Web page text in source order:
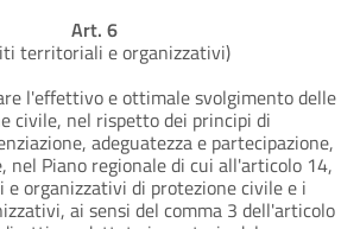
Art. 6
territoriali e organizzativi)
l'effettivo e ottimale svolgimento delle
civile, nel rispetto dei principi di
adeguatezza e partecipazione,
nel Piano regionale di cui all'articolo 14,
organizzativi di protezione civile e i
ai sensi del comma 3 dell'articolo